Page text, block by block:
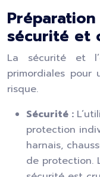
sécurité et
La sécurité et
primordiales pour
risque.
Sécurité :
protection
harnais,
de protection.